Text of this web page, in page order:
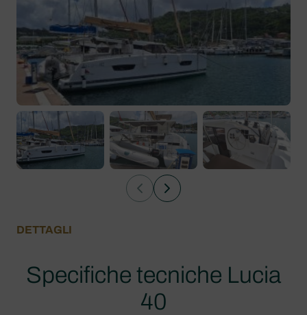
DETTAGLI
Specifiche tecniche Lucia
40